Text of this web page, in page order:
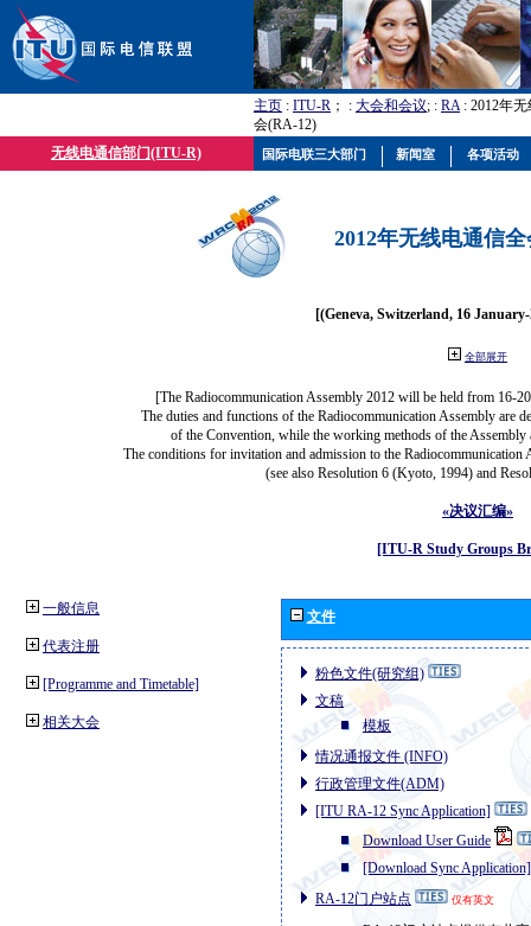
主页 : ITU-R ； : 大会和会议; : RA: 2012年
会(RA-12)
无线电通信部门(ITU-R)
2012年无线电通信
[(Geneva, Switzerland, 16
全部展开
[The Radiocommunication Assembly 2012 will be held from 16-
The duties and functions of the Radiocommunication Assembly are
of the Convention, while the working methods of the
The conditions for invitation and admission to the
(see also Resolution 6 (Kyoto, 1994) and
«决议汇编»
[ITU-R Study Groups
一般信息
代表注册
[Programme and Timetable]
相关大会
文件
粉色文件(研究组)
文稿
模板
情况通报文件 (INFO)
行政管理文件(ADM)
[ITU RA-12 Sync Application]
Download User Guide
[Download Sync Application]
RA-12门户站点
仅有英文
国际电联三大部门 新闻室 各项活动